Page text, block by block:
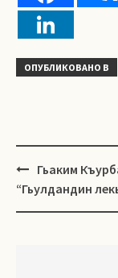
ОПУБЛИКОВАНО В
Навигация
Гьаким
“Гьулдандин